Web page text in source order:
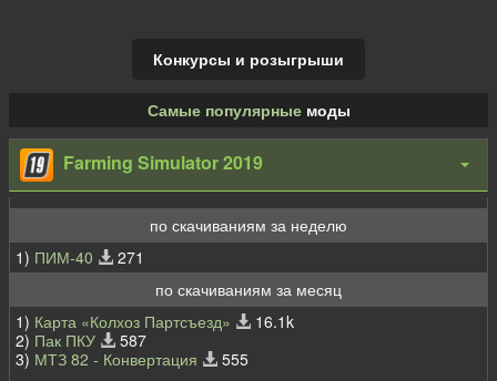
Конкурсы и розыгрыши
Самые популярныемоды
Farming Simulator 2019
по скачиваниям за неделю
1) ПИМ-40
271
по скачиваниям за месяц
1) Карта «Колхоз Партсъезд»
16.1k
2) Пак ПКУ
587
3) МТЗ 82 - Конвертация 555